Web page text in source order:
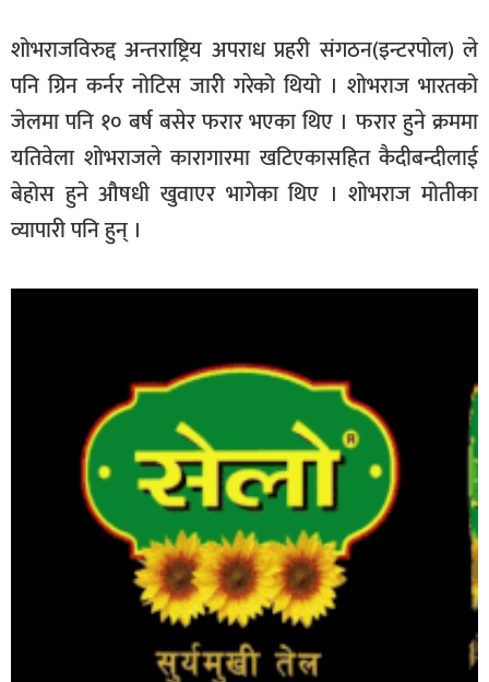
शोभराजविरुद्द अन्तराष्ट्रिय अपराध प्रहरी संगठन(इन्टरपोल) ले
पनि ग्रिन कर्नर नोटिस जारी गरेको थियो । शोभराज भारतको
जेलमा पनि १० बर्ष बसेर फरार भएका थिए । फरार हुने क्रममा
यतिवेला शोभराजले कारागारमा खटिएकासहित कैदीबन्दीलाई
बेहोस हुने औषधी खुवाएर भागेका थिए । शोभराज मोतीका
व्यापारी पनि हुन् ।